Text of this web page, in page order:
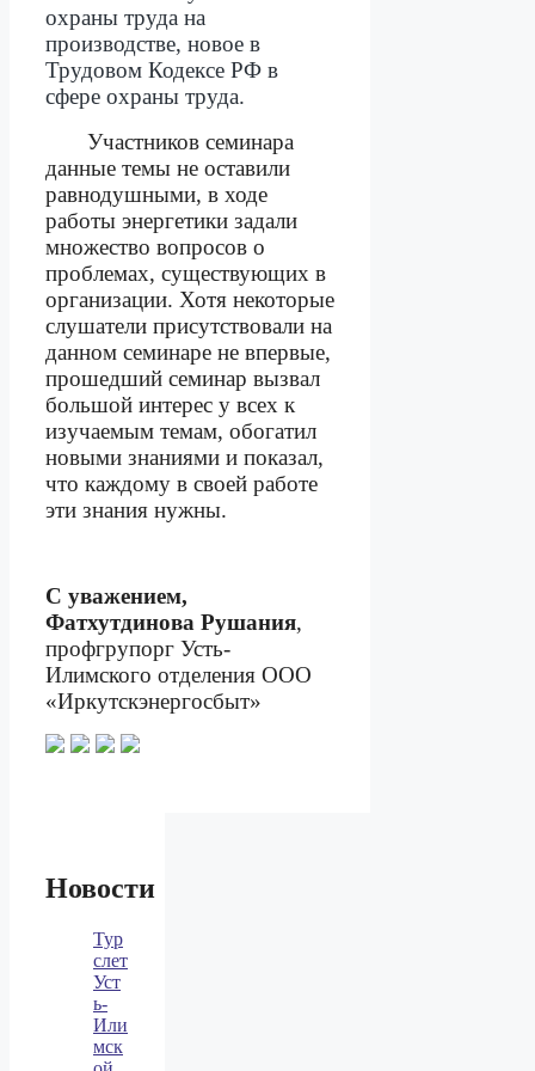
охраны труда на
производстве, новое в
Трудовом Кодексе РФ в
сфере охраны труда.
Участников семинара
данные темы не оставили
равнодушными, в ходе
работы энергетики задали
множество вопросов о
проблемах, существующих в
организации. Хотя некоторые
слушатели присутствовали на
данном семинаре не впервые,
прошедший семинар вызвал
большой интерес у всех к
изучаемым темам, обогатил
новыми знаниями и показал,
что каждому в своей работе
эти знания нужны.
С уважением,
Фатхутдинова Рушания,
профгрупорг Усть-
Илимского отделения ООО
«Иркутскэнергосбыт»
Новости
Тур
слет
Уст
ь-
Или
мск